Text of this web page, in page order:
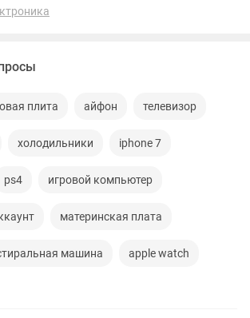
плита айфон телевизор
холодильники iphone 7
ps4 игровой компьютер
материнская плата
машина apple watch